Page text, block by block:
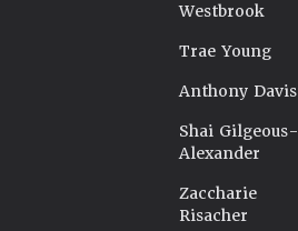
Westbrook
Trae Young
Anthony Davis
Shai Gilgeous-
Alexander
Zaccharie
Risacher